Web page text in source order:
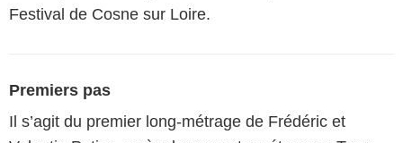
Festival de Cosne sur Loire.
Premiers pas
Il s’agit du premier long-métrage de Frédéric et